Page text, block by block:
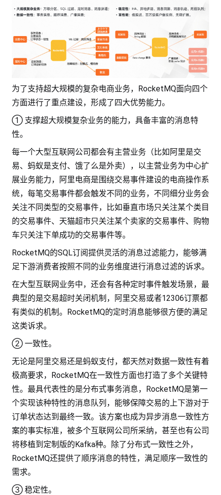
为了支持超大规模的复杂电商业务，RocketMQ面向四个
方面进行了重点建设，形成了四大优势能力。
① 支撑超大规模复杂业务的能力，具备丰富的消息特
性。
每一个大型互联网公司都会有主营业务（比如阿里是交
易、蚂蚁是支付、饿了么是外卖），以主营业务为中心扩
展业务能力，阿里电商是围绕交易事件建设的电商操作系
统，每笔交易事件都会触发不同的业务，不同细分业务会
关注不同类型的交易事件，比如垂直市场只关注某个类目
的交易事件、天猫超市只关注某个卖家的交易事件、购物
车只关注下单成功的交易事件等。
RocketMQ的SQL订阅提供灵活的消息过滤能力，能够满
足下游消费者按照不同的业务维度进行消息过滤的诉求。
在大型互联网业务中，还会有各种定时事件触发场景，最
典型的是交易超时关闭机制，阿里交易或者12306订票都
有类似的机制。RocketMQ的定时消息能够很方便的满足
这类诉求。
② 一致性。
无论是阿里交易还是蚂蚁支付，都天然对数据一致性有着
极高要求，RocketMQ在一致性方面也打造了多个关键特
性。最具代表性的是分布式事务消息，RocketMQ是第一
个实现该种特性的消息队列，能够保障交易的上下游对于
订单状态达到最终一致。该方案也成为异步消息一致性方
案的事实标准，被多个互联网公司所采纳，甚至也有公司
将移植到定制版的Kafka种。除了分布式一致性之外，
RocketMQ还提供了顺序消息的特性，满足顺序一致性的
需求。
③ 稳定性。